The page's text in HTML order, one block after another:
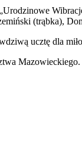
(trąbka),
ucztę dla
Mazowieckiego.